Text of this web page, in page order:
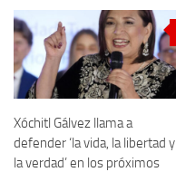
Xóchitl Gálvez llama a
defender ‘la vida, la libertad y
la verdad’ en los próximos